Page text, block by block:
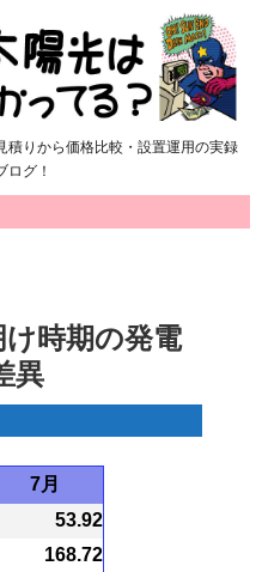
積りから価格比較・設置運用の実録
ログ！
時期の発電
異
7月
53.92
168.72